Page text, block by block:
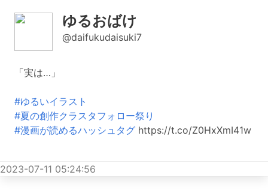
ゆるおばけ
@daifukudaisuki7
「実は…」
#ゆるいイラスト
#夏の創作クラスタフォロー祭り
#漫画が読めるハッシュタグ https://t.co/Z0HxXmI41w
2023-07-11 05:24:56